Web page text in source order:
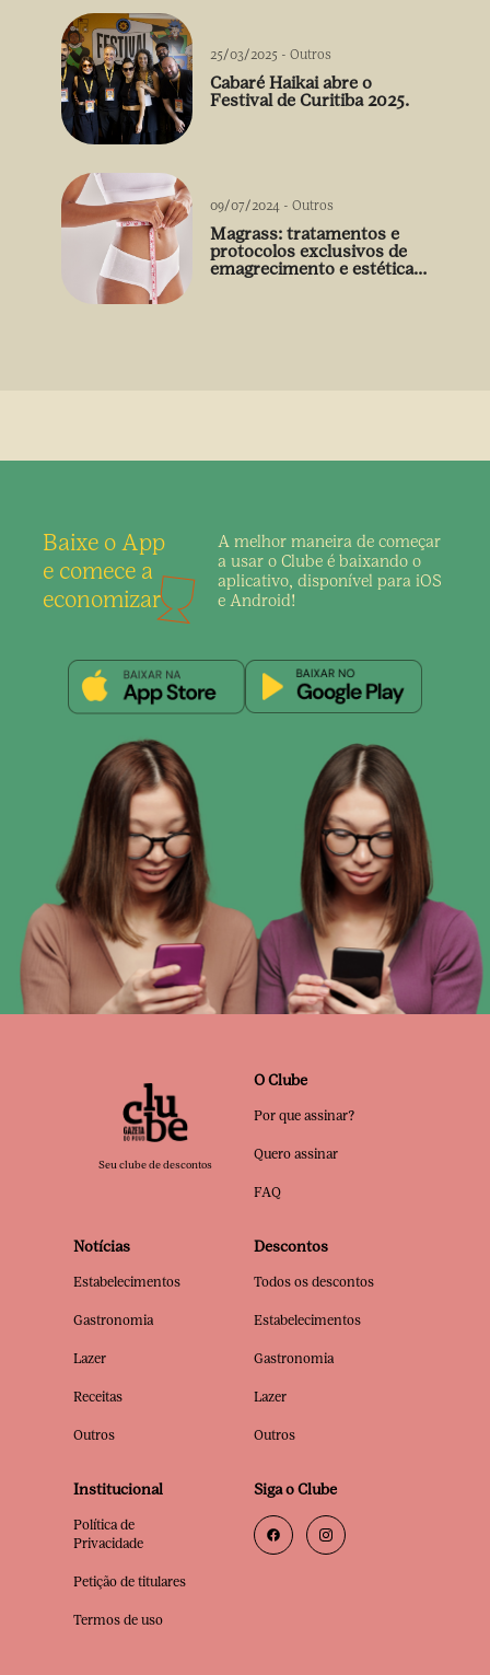
25/03/2025 - Outros
Cabaré Haikai abre o
Festival de Curitiba 2025.
09/07/2024 - Outros
Magrass: tratamentos e
protocolos exclusivos de
emagrecimento e estética
Baixe o App
e comece a
economizar
A melhor maneira de começar
a usar o Clube é baixando o
aplicativo, disponível para iOS
e Android!
Seu clube de descontos
O Clube
Por que assinar?
Quero assinar
FAQ
Notícias
Estabelecimentos
Gastronomia
Lazer
Receitas
Outros
Descontos
Todos os descontos
Estabelecimentos
Gastronomia
Lazer
Outros
Institucional
Política de
Privacidade
Petição de titulares
Termos de uso
Siga o Clube